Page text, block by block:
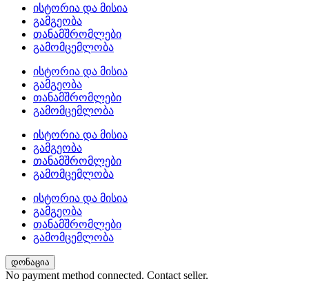
ისტორია და მისია
გამგეობა
თანამშრომლები
გამომცემლობა
ისტორია და მისია
გამგეობა
თანამშრომლები
გამომცემლობა
ისტორია და მისია
გამგეობა
თანამშრომლები
გამომცემლობა
ისტორია და მისია
გამგეობა
თანამშრომლები
გამომცემლობა
დონაცია
No payment method connected. Contact seller.